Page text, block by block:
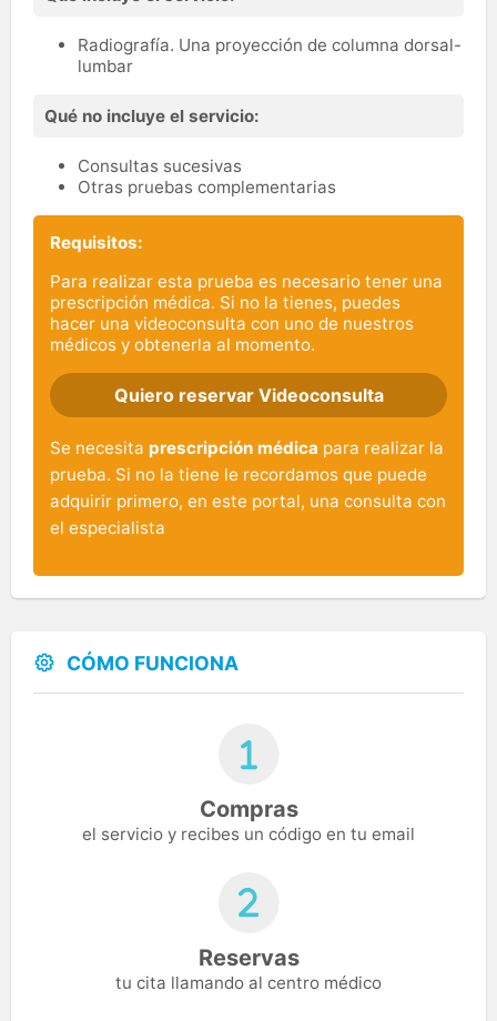
Radiografía. Una proyección de columna dorsal-
lumbar
Qué no incluye el servicio:
Consultas sucesivas
Otras pruebas complementarias
Requisitos:
Para realizar esta prueba es necesario tener una
prescripción médica. Si no la tienes, puedes
hacer una videoconsulta con uno de nuestros
médicos y obtenerla al momento.
Quiero reservar Videoconsulta
Se necesita prescripción médica para realizar la
prueba. Si no la tiene le recordamos que puede
adquirir primero, en este portal, una consulta con
el especialista
CÓMO FUNCIONA
Compras
el servicio y recibes un código en tu email
Reservas
tu cita llamando al centro médico